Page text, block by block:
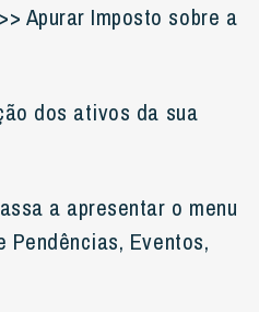
Apurar Imposto sobre a
dos ativos da sua
a apresentar o menu
Eventos,